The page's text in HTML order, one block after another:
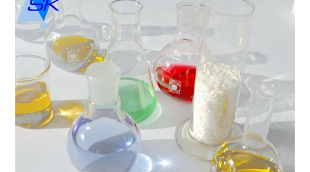
Polypropylenglykol 1000
Polypropylenglykol 400
Polysorbat 20
Polysorbat 60
Polysorbat 80
Private Label Schmierstoff-Produktion und Logistik
Propylencarbonat
Propylenglykol min 99,5%
Pulver-Flüssigkeits-Blend-Service